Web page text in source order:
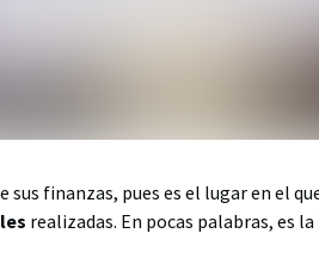
finanzas, pues es el lugar en el
realizadas. En pocas palabras, es